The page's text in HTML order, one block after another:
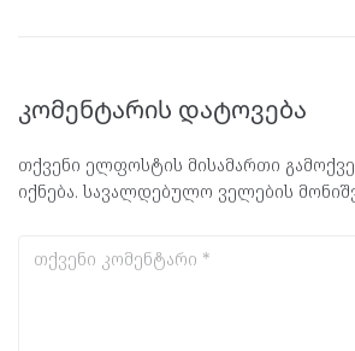
კომენტარის დატოვება
თქვენი ელფოსტის მისამართი
იქნება. სავალდებულო ველების